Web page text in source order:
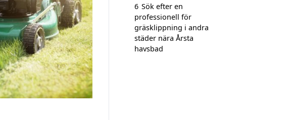
6 Sök efter en
professionell för
gräsklippning i andra
städer nära Årsta
havsbad